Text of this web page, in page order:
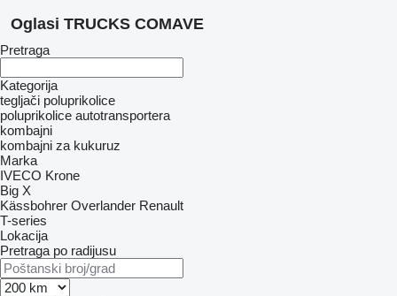
Oglasi TRUCKS COMAVE
Pretraga
Kategorija
tegljači poluprikolice
poluprikolice autotransportera
kombajni
kombajni za kukuruz
Marka
IVECO Krone
Big X
Kässbohrer Overlander Renault
T-series
Lokacija
Pretraga po radijusu